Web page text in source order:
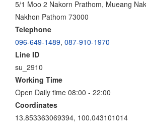
5/1 Moo 2 Nakorn Prathom, Mueang
Nakhon Pathom 73000
Telephone
096-649-1489, 087-910-1970
Line ID
su_2910
Working Time
Open Daily time 08:00 - 22:00
Coordinates
13.853363069394, 100.043101014